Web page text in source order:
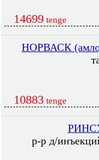
14699 tenge
НОРВАСК
10883 tenge
р-р д/